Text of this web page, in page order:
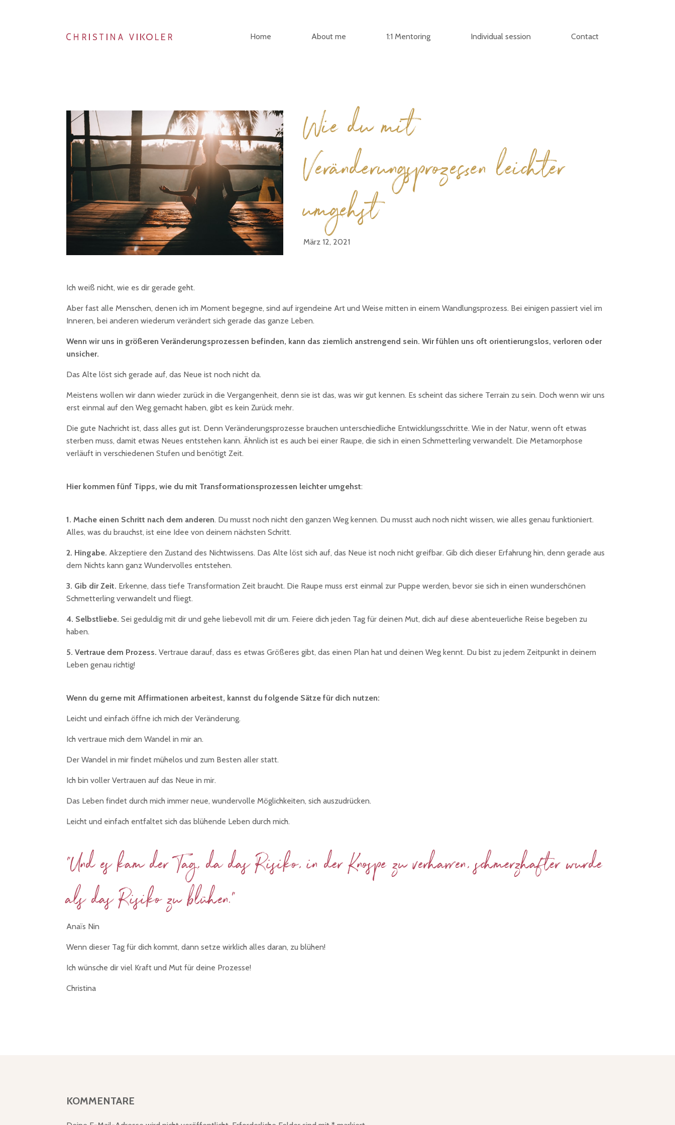
Home About me 1:1 Mentoring Individual session Contact
Wie du mit
Veränderungsprozessen leichter
umgehst
März 12, 2021
Ich weiß nicht, wie es dir gerade geht.
Aber fast alle Menschen, denen ich im Moment begegne, sind auf irgendeine Art und Weise mitten in einem Wandlungsprozess. Bei einigen passiert viel im
Inneren, bei anderen wiederum verändert sich gerade das ganze Leben.
Wenn wir uns in größeren Veränderungsprozessen befinden, kann das ziemlich anstrengend sein. Wir fühlen uns oft orientierungslos, verloren oder
unsicher.
Das Alte löst sich gerade auf, das Neue ist noch nicht da.
Meistens wollen wir dann wieder zurück in die Vergangenheit, denn sie ist das, was wir gut kennen. Es scheint das sichere Terrain zu sein. Doch wenn wir uns
erst einmal auf den Weg gemacht haben, gibt es kein Zurück mehr.
Die gute Nachricht ist, dass alles gut ist. Denn Veränderungsprozesse brauchen unterschiedliche Entwicklungsschritte. Wie in der Natur, wenn oft etwas
sterben muss, damit etwas Neues entstehen kann. Ähnlich ist es auch bei einer Raupe, die sich in einen Schmetterling verwandelt. Die Metamorphose
verläuft in verschiedenen Stufen und benötigt Zeit.
Hier kommen fünf Tipps, wie du mit Transformationsprozessen leichter umgehst:
1. Mache einen Schritt nach dem anderen. Du musst noch nicht den ganzen Weg kennen. Du musst auch noch nicht wissen, wie alles genau funktioniert.
Alles, was du brauchst, ist eine Idee von deinem nächsten Schritt.
2. Hingabe. Akzeptiere den Zustand des Nichtwissens. Das Alte löst sich auf, das Neue ist noch nicht greifbar. Gib dich dieser Erfahrung hin, denn gerade aus
dem Nichts kann ganz Wundervolles entstehen.
3. Gib dir Zeit. Erkenne, dass tiefe Transformation Zeit braucht. Die Raupe muss erst einmal zur Puppe werden, bevor sie sich in einen wunderschönen
Schmetterling verwandelt und fliegt.
4. Selbstliebe. Sei geduldig mit dir und gehe liebevoll mit dir um. Feiere dich jeden Tag für deinen Mut, dich auf diese abenteuerliche Reise begeben zu
haben.
5. Vertraue dem Prozess. Vertraue darauf, dass es etwas Größeres gibt, das einen Plan hat und deinen Weg kennt. Du bist zu jedem Zeitpunkt in deinem
Leben genau richtig!
Wenn du gerne mit Affirmationen arbeitest, kannst du folgende Sätze für dich nutzen:
Leicht und einfach öffne ich mich der Veränderung.
Ich vertraue mich dem Wandel in mir an.
Der Wandel in mir findet mühelos und zum Besten aller statt.
Ich bin voller Vertrauen auf das Neue in mir.
Das Leben findet durch mich immer neue, wundervolle Möglichkeiten, sich auszudrücken.
Leicht und einfach entfaltet sich das blühende Leben durch mich.
"Und es kam der Tag, da das Risiko, in der Knospe zu verharren, schmerzhafter wurde
als das Risiko zu blühen."
Anaïs Nin
Wenn dieser Tag für dich kommt, dann setze wirklich alles daran, zu blühen!
Ich wünsche dir viel Kraft und Mut für deine Prozesse!
Christina
KOMMENTARE